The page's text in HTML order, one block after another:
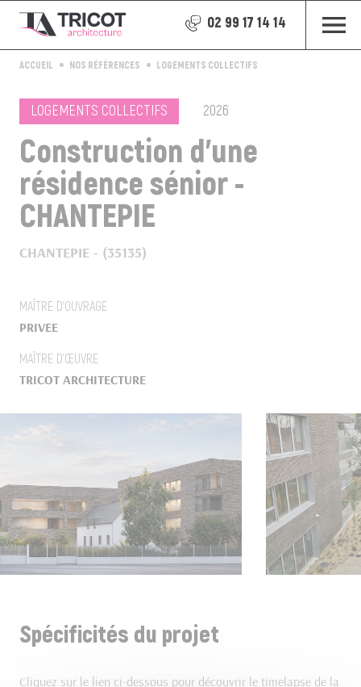
02 99 17 14 14
ACCUEIL NOS RÉFÉRENCES LOGEMENTS COLLECTIFS
LOGEMENTS COLLECTIFS 2026
Construction d'une
résidence sénior -
CHANTEPIE
CHANTEPIE - (35135)
MAÎTRE D’OUVRAGE
PRIVEE
MAÎTRE D’ŒUVRE
TRICOT ARCHITECTURE
Spécificités du projet
Cliquez sur le lien ci-dessous pour découvrir le timelapse de la